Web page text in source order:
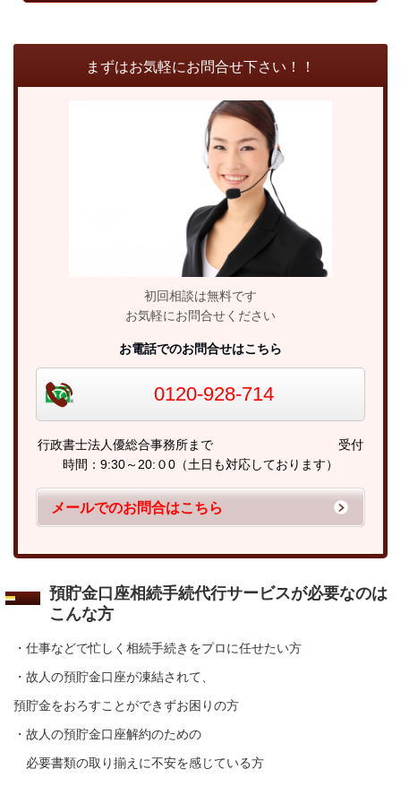
まずはお気軽にお問合せ下さい！！
初回相談は無料です
お気軽にお問合せください
お電話でのお問合せはこちら
0120-928-714
行政書士法人優総合事務所まで 受付
時間：9:30～20:０0（土日も対応しております）
メールでのお問合はこちら
預貯金口座相続手続代行サービスが必要なのは
こんな方
・仕事などで忙しく相続手続きをプロに任せたい方
・故人の預貯金口座が凍結されて、
預貯金をおろすことができずお困りの方
・故人の預貯金口座解約のための
必要書類の取り揃えに不安を感じている方